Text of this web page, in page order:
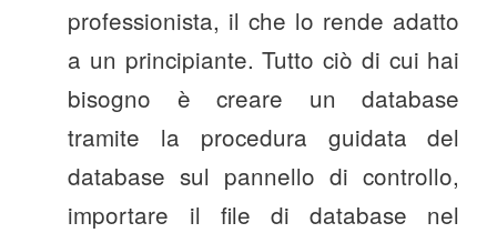
professionista, il che lo rende adatto
a un principiante. Tutto ciò di cui hai
bisogno è creare un database
tramite la procedura guidata del
database sul pannello di controllo,
importare il file di database nel